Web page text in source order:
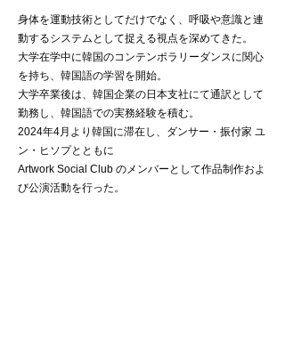
身体を運動技術としてだけでなく、呼吸や意識と連
動するシステムとして捉える視点を深めてきた。
大学在学中に韓国のコンテンポラリーダンスに関心
を持ち、韓国語の学習を開始。
大学卒業後は、韓国企業の日本支社にて通訳として
勤務し、韓国語での実務経験を積む。
2024年4月より韓国に滞在し、ダンサー・振付家 ユ
ン・ヒソプとともに
Artwork Social Club のメンバーとして作品制作およ
び公演活動を行った。